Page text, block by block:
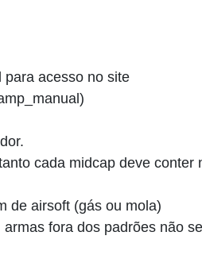
para acesso no site
cada midcap deve conter
de airsoft (gás ou mola)
fora dos padrões não